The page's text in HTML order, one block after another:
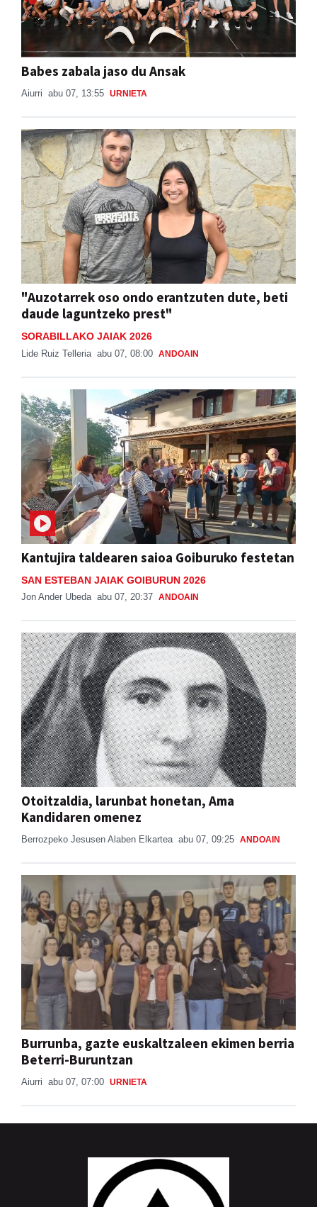
Babes zabala jaso du Ansak
Aiurri abu 07, 13:55 URNIETA
"Auzotarrek oso ondo erantzuten dute, beti
daude laguntzeko prest"
SORABILLAKO JAIAK 2026
Lide Ruiz Telleria abu 07, 08:00 ANDOAIN
Kantujira taldearen saioa Goiburuko festetan
SAN ESTEBAN JAIAK GOIBURUN 2026
Jon Ander Ubeda abu 07, 20:37 ANDOAIN
Otoitzaldia, larunbat honetan, Ama
Kandidaren omenez
Berrozpeko Jesusen Alaben Elkartea abu 07, 09:25 ANDOAIN
Burrunba, gazte euskaltzaleen ekimen berria
Beterri-Buruntzan
Aiurri abu 07, 07:00 URNIETA